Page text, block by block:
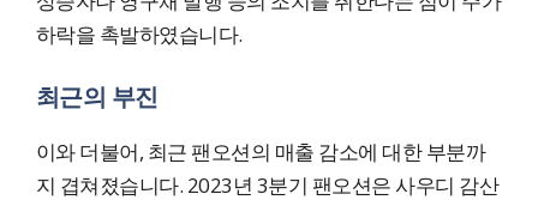
하락을 촉발하였습니다.
최근의 부진
이와 더불어, 최근 팬오션의 매출 감소에 대한 부분까
지 겹쳐졌습니다. 2023년 3분기 팬오션은 사우디 감산